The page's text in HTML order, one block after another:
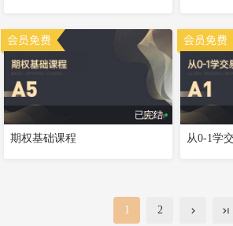
已完结
期权基础课程 从0-1学
1 2